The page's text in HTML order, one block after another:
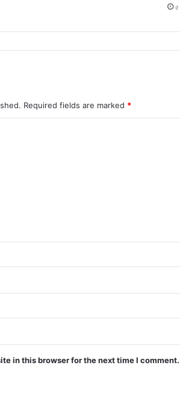
Required fields are marked *
in this browser for the next time I comment.